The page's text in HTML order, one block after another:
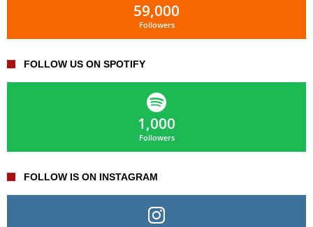
59,000
Followers
FOLLOW US ON SPOTIFY
1,000
Followers
FOLLOW IS ON INSTAGRAM